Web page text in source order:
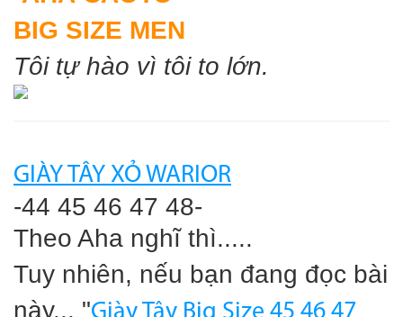
BIG SIZE MEN
Tôi tự hào vì tôi to lớn.
GIÀY TÂY XỎ WARIOR
-44 45 46 47 48-
Theo Aha nghĩ thì.....
Tuy nhiên, nếu bạn đang đọc bài
này... "